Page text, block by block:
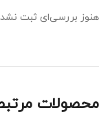
هنوز بررسی‌ای ثبت
محصولات